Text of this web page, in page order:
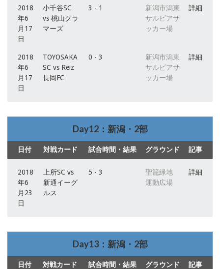
2018
年6
月17
日
小千谷SC
vs 桃山クラ
マーズ
3 - 1
新潟市潟東
サルビアサ
ッカー場
詳細
2018
年6
月17
日
TOYOSAKA
SC vs Reiz
長岡FC
0 - 3
新潟市潟東
サルビアサ
ッカー場
詳細
Day12：新潟・2部
日付 対戦カード 試合時間・結果 グラウンド 記事
2018
年6
月23
日
上所SC vs
新通イーグ
ルス
5 - 3
聖籠緑地
運動広場
詳細
Day13：新潟・2部
日付 対戦カード 試合時間・結果 グラウンド 記事